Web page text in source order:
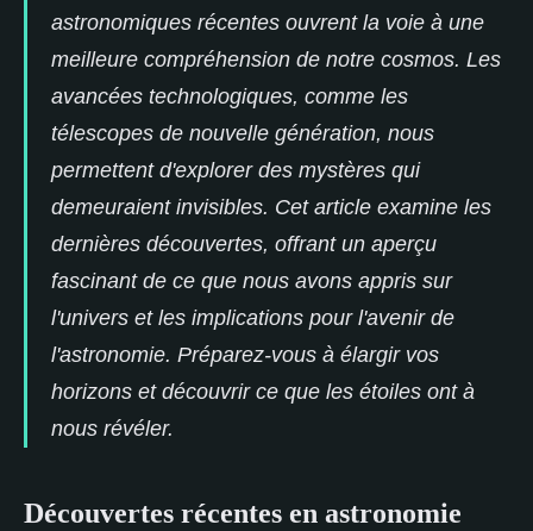
astronomiques récentes ouvrent la voie à une
meilleure compréhension de notre cosmos. Les
avancées technologiques, comme les
télescopes de nouvelle génération, nous
permettent d'explorer des mystères qui
demeuraient invisibles. Cet article examine les
dernières découvertes, offrant un aperçu
fascinant de ce que nous avons appris sur
l'univers et les implications pour l'avenir de
l'astronomie. Préparez-vous à élargir vos
horizons et découvrir ce que les étoiles ont à
nous révéler.
Découvertes récentes en astronomie